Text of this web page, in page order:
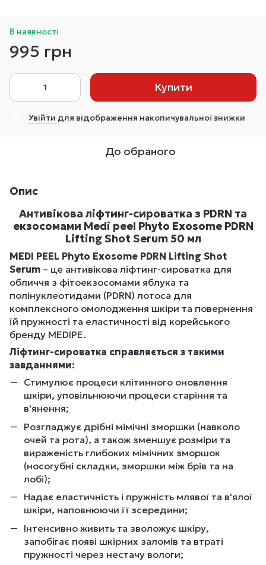
В наявності
995 грн
Купити
Увійти для відображення накопичувальної знижки
До обраного
Опис
Антивікова ліфтинг-сироватка з PDRN та
екзосомами Medi peel Phyto Exosome PDRN
Lifting Shot Serum 50 мл
MEDI PEEL Phyto Exosome PDRN Lifting Shot
Serum – це антивікова ліфтинг-сироватка для
обличчя з фітоекзосомами яблука та
полінуклеотидами (PDRN) лотоса для
комплексного омолодження шкіри та повернення
їй пружності та еластичності від корейського
бренду MEDIPE.
Ліфтинг-сироватка справляється з такими
завданнями:
Стимулює процеси клітинного оновлення
шкіри, уповільнюючи процеси старіння та
в'янення;
Розгладжує дрібні мімічні зморшки (навколо
очей та рота), а також зменшує розміри та
вираженість глибоких мімічних зморшок
(носогубні складки, зморшки між брів та на
лобі);
Надає еластичність і пружність млявої та в'ялої
шкіри, наповнюючи її зсередини;
Інтенсивно живить та зволожує шкіру,
запобігає появі шкірних заломів та втраті
пружності через нестачу вологи;